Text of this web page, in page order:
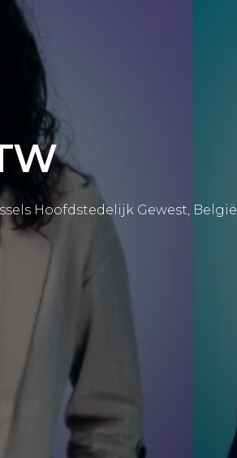
Hoofdstedelijk Gewest, België